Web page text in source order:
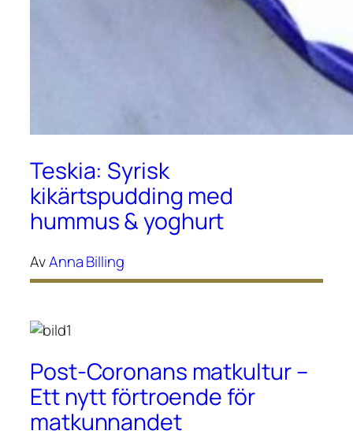
Teskia: Syrisk
kikärtspudding med
hummus & yoghurt
AvAnna Billing
Post-Coronans matkultur –
Ett nytt förtroende för
matkunnandet